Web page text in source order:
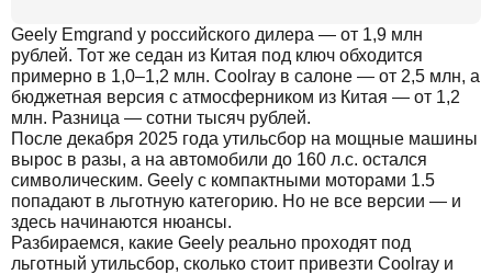
Geely Emgrand у российского дилера — от 1,9 млн
рублей. Тот же седан из Китая под ключ обходится
примерно в 1,0–1,2 млн. Coolray в салоне — от 2,5 млн, а
бюджетная версия с атмосферником из Китая — от 1,2
млн. Разница — сотни тысяч рублей.
После декабря 2025 года утильсбор на мощные машины
вырос в разы, а на автомобили до 160 л.с. остался
символическим. Geely с компактными моторами 1.5
попадают в льготную категорию. Но не все версии — и
здесь начинаются нюансы.
Разбираемся, какие Geely реально проходят под
льготный утильсбор, сколько стоит привезти Coolray и